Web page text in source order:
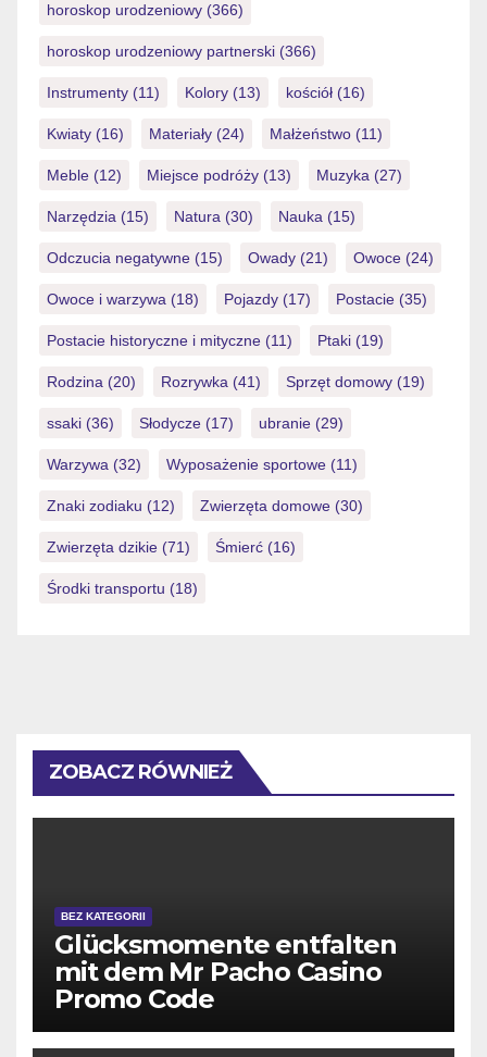
horoskop urodzeniowy (366)
horoskop urodzeniowy partnerski (366)
Instrumenty (11) Kolory (13) kościół (16)
Kwiaty (16) Materiały (24) Małżeństwo (11)
Meble (12) Miejsce podróży (13) Muzyka (27)
Narzędzia (15) Natura (30) Nauka (15)
Odczucia negatywne (15) Owady (21) Owoce (24)
Owoce i warzywa (18) Pojazdy (17) Postacie (35)
Postacie historyczne i mityczne (11) Ptaki (19)
Rodzina (20) Rozrywka (41) Sprzęt domowy (19)
ssaki (36) Słodycze (17) ubranie (29)
Warzywa (32) Wyposażenie sportowe (11)
Znaki zodiaku (12) Zwierzęta domowe (30)
Zwierzęta dzikie (71) Śmierć (16)
Środki transportu (18)
ZOBACZ RÓWNIEŻ
BEZ KATEGORII
Glücksmomente entfalten
mit dem Mr Pacho Casino
Promo Code